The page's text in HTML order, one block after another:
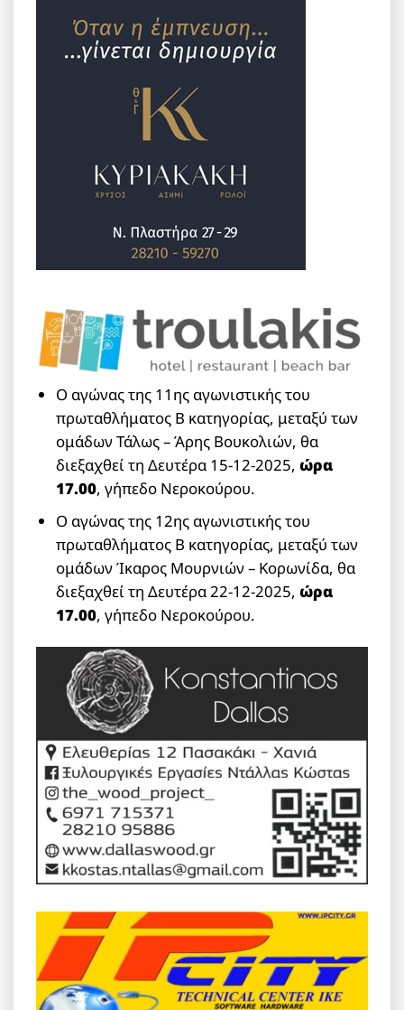
Ο αγώνας της 11ης αγωνιστικής του
πρωταθλήματος Β κατηγορίας, μεταξύ των
ομάδων Τάλως – Άρης Βουκολιών, θα
διεξαχθεί τη Δευτέρα 15-12-2025,ώρα
17.00, γήπεδο Νεροκούρου.
Ο αγώνας της 12ης αγωνιστικής του
πρωταθλήματος Β κατηγορίας, μεταξύ των
ομάδων Ίκαρος Μουρνιών – Κορωνίδα, θα
διεξαχθεί τη Δευτέρα 22-12-2025,ώρα
17.00, γήπεδο Νεροκούρου.